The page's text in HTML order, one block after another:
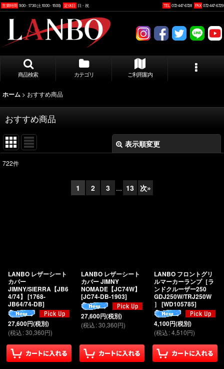
営業時間 9:00 - 17:30 (土10:00 - 15:00) 定休日 日・祝 TEL 072-447-6728 FAX 072-447-6729
商品検索 カテゴリ ご利用案内
ホーム > おすすめ商品
おすすめ商品
表示順変更
722件
1 2 3 ... 13 次»
LANBO レザーシート
カバー
JIMNY/SIERRA【JB6
4/74】 [1768-
JB64/74-DB]
27,600円(税別)
(税込:30,360円)
LANBO レザーシート
カバー JIMNY
NOMADE【JC74W】
[JC74-DB-1903]
27,600円(税別)
(税込:30,360円)
LANBO フロントグリ
ルマーカーランプ［ラ
ンドクルーザー250
GDJ250W/TRJ250W
］ [WD105785]
4,100円(税別)
(税込:4,510円)